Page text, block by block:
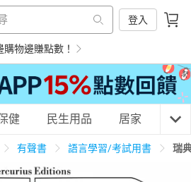
登入
物邊賺點數！
健 民生用品 居家 3C
有聲書 語言學習/考試用書 瑞